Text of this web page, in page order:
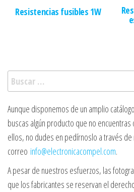
Resistencias fusibles 1W
Buscar:
Aunque disponemos de un amplio
buscas algún producto que no
ellos, no dudes en pedírnoslo a través
correo info@electronicacompel.com.
A pesar de nuestros esfuerzos, las
que los fabricantes se reservan el